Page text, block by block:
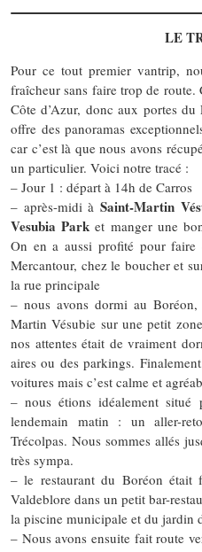
LE
Pour ce tout premier vantrip,
fraîcheur sans faire trop de route.
Côte d’Azur, donc aux portes
offre des panoramas
car c’est là que nous avons
un particulier. Voici notre tracé :
– Jour 1 : départ à 14h de Carros
– après-midi à Saint-Martin
Vesubia Park et manger une
On en a aussi profité pour faire
Mercantour, chez le boucher et
la rue principale
– nous avons dormi au
Martin Vésubie sur une petit
nos attentes était de vraiment
aires ou des parkings.
voitures mais c’est calme et
– nous étions idéalement situé
lendemain matin : un aller-
Trécolpas. Nous sommes allés
très sympa.
– le restaurant du Boréon
Valdeblore dans un petit bar-
la piscine municipale et du jardin
– Nous avons ensuite fait route